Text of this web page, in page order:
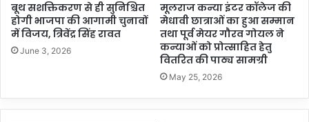
बूथ सशक्तिकरण से ही सुनिश्चित
होगी भाजपा की आगामी चुनावों
में विजय, त्रिवेंद्र सिंह रावत
June 3, 2026
मूलराज कन्या इंटर कॉलेज की
मेधावी छात्राओं का हुआ सम्मान
तथा पूर्व मेयर गौरव गोयल ने
कन्याओं को प्रोत्साहित हेतु
वितरित की पाठ्य सामग्री
May 25, 2026